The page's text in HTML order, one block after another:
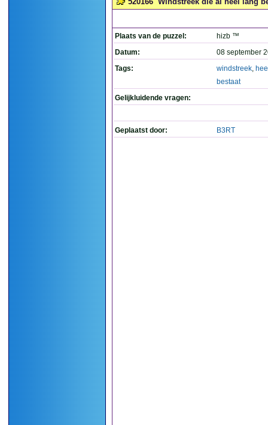
Plaats van de puzzel:
hizb ™
Datum:
08 september
Tags:
windstreek,
bestaat
Gelijkluidende vragen:
Geplaatst door: B3RT